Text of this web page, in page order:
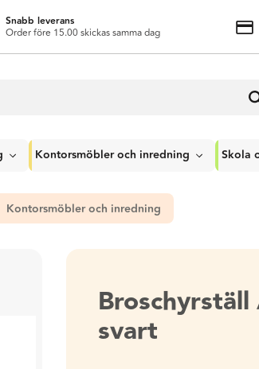
Snabb leverans
Order före 15.00 skickas samma dag
Kontorsmöbler och inredning Skola
Kontorsmöbler och inredning
svart